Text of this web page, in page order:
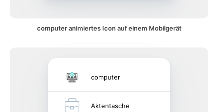
computer animiertes Icon auf einem Mobilgerät
computer
Aktentasche